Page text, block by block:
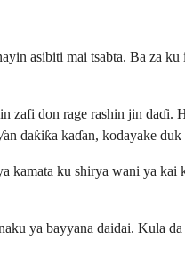
asibiti mai tsabta. Ba za ku
don rage rashin jin daɗi.
daƙiƙa kaɗan, kodayake
ku shirya wani ya
ya bayyana daidai. Kula